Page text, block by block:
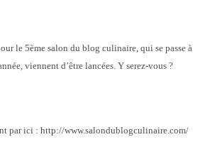
le 5ème salon du blog culinaire, qui se passe à
viennent d’être lancées. Y serez-vous ?
par ici : http://www.salondublogculinaire.com/